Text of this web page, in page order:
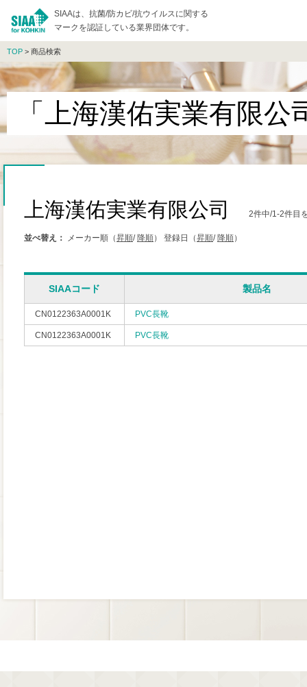
SIAAは、抗菌/防カビ/抗ウイルスに関する
マークを認証している業界団体です。
TOP > 商品検索
「上海漢佑実業有限
上海漢佑実業有限公司 2件中/1-2件目
並べ替え： メーカー順（昇順/ 降順） 登録日（昇順/ 降順）
SIAAコード 製品名
CN0122363A0001K PVC長靴
CN0122363A0001K PVC長靴